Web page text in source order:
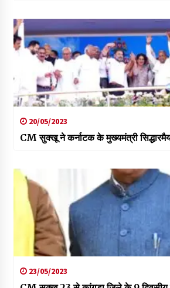
20/05/2023
CM सुक्खू ने कर्नाटक के मुख्यमंत्री
23/05/2023